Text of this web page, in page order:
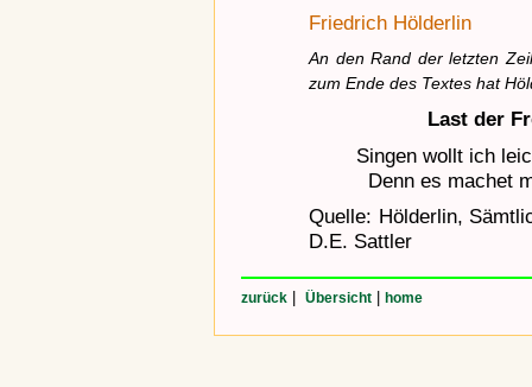
Friedrich Hölderlin
An den Rand der letzten
zum Ende des Textes hat
Last der
Singen wollt ich
Denn es machet
Quelle: Hölderlin,
D.E. Sattler
zurück Übersicht home